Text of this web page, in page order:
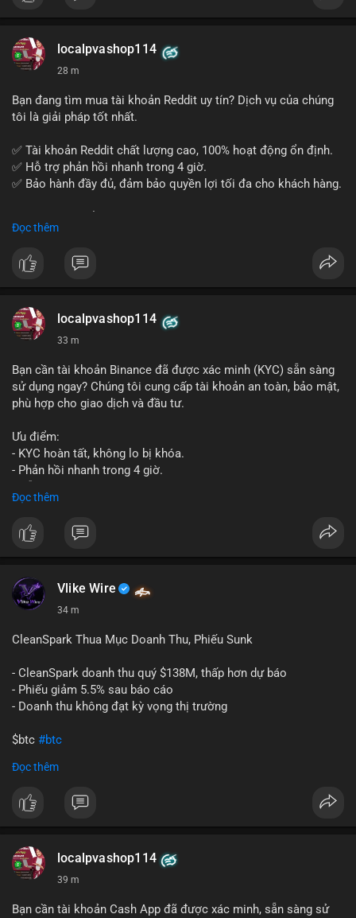
Xây dựng nền tảng kiến thức AML vững chắc và tự tin bước
Đăng ký ngay hôm nay để nâng cao năng lực và mở rộng cơ
localpvashop114
28 m
Bạn đang tìm mua tài khoản Reddit uy tín? Dịch vụ của chúng
tôi là giải pháp tốt nhất.
✅ Tài khoản Reddit chất lượng cao, 100% hoạt động ổn định.
✅ Hỗ trợ phản hồi nhanh trong 4 giờ.
✅ Bảo hành đầy đủ, đảm bảo quyền lợi tối đa cho khách hàng.
📞 WhatsApp: +1 660 215-8938
📧 Email: localpvashop@gmail.com
của bạn!
Đọc thêm
localpvashop114
33 m
Bạn cần tài khoản Binance đã được xác minh (KYC) sẵn sàng
sử dụng ngay? Chúng tôi cung cấp tài khoản an toàn, bảo mật,
phù hợp cho giao dịch và đầu tư.
Ưu điểm:
- KYC hoàn tất, không lo bị khóa.
- Phản hồi nhanh trong 4 giờ.
📞 WhatsApp: +1 660 215-8938
✈️ Telegram: @localpvashop
Đọc thêm
Vlike Wire
34 m
CleanSpark Thua Mục Doanh Thu, Phiếu Sunk
- CleanSpark doanh thu quý $138M, thấp hơn dự báo
- Phiếu giảm 5.5% sau báo cáo
- Doanh thu không đạt kỳ vọng thị trường
$btc #btc
#vlikevn
📰 Nguồn: Cointelegraph
Đọc thêm
localpvashop114
39 m
Bạn cần tài khoản Cash App đã được xác minh, sẵn sàng sử